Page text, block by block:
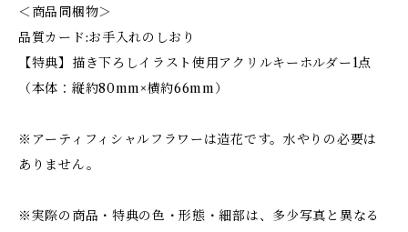
＜商品同梱物＞
品質カード:お手入れのしおり
【特典】描き下ろしイラスト使用アクリルキーホルダー1点
（本体：縦約80mm×横約66mm）
※アーティフィシャルフラワーは造花です。水やりの必要は
ありません。
※実際の商品・特典の色・形態・細部は、多少写真と異なる